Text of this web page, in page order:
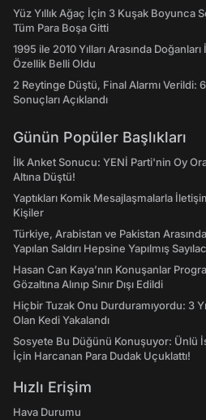
Yüz Yıllık Ağaç İçin 3 Kuşak Boyunca
Tüm Para Boşa Gitti
1995 ile 2010 Yılları Arasında
Özellik Belli Oldu
2 Reytinge Düştü, Final Alarmı Verildi:
Sonuçları Açıklandı
Günün Popüler Başlıkları
İlk Anket Sonucu: YENİ Parti'nin Oy
Altına Düştü!
Yaptıkları Komik Mesajlaşmalarla
Kişiler
Türkiye, Arabistan ve Pakistan
Yapılan Saldırı Hepsine Yapılmış
Hasan Can Kaya’nın Konuşanlar
Gözaltına Alınıp Sınır Dışı Edildi
Hiçbir Tuzak Onu Durduramıyordu: 3
Olan Kedi Yakalandı
Sosyete Bu Düğünü Konuşuyor: Ünlü
İçin Harcanan Para Dudak Uçuklattı!
Hızlı Erişim
Hava Durumu